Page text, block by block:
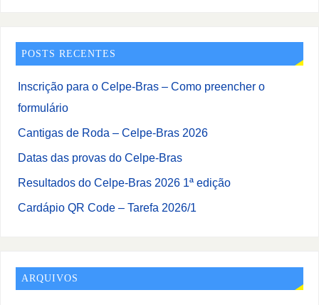
POSTS RECENTES
Inscrição para o Celpe-Bras – Como preencher o
formulário
Cantigas de Roda – Celpe-Bras 2026
Datas das provas do Celpe-Bras
Resultados do Celpe-Bras 2026 1ª edição
Cardápio QR Code – Tarefa 2026/1
ARQUIVOS